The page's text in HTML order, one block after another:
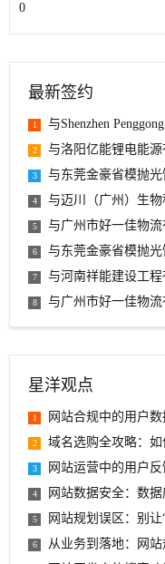
0
最新签约
1 与Shenzhen
2 与洛阳亿能锂电能
3 与东莞金豪省模抛
4 与迈川（广州）生
5 与广州市好一佳物
6 与东莞金豪省模抛
7 与河南祥能建设工
8 与广州市好一佳物
星洋观点
1 网站合规中的用户
2 域名选购全攻略：如
3 网站运营中的用户
4 网站数据安全：数
5 网站规划误区：别
6
从业务到落地：网站